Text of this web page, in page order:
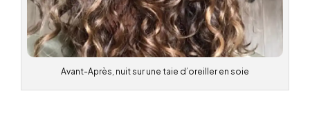
Avant-Après, nuit sur une taie d’oreiller en soie